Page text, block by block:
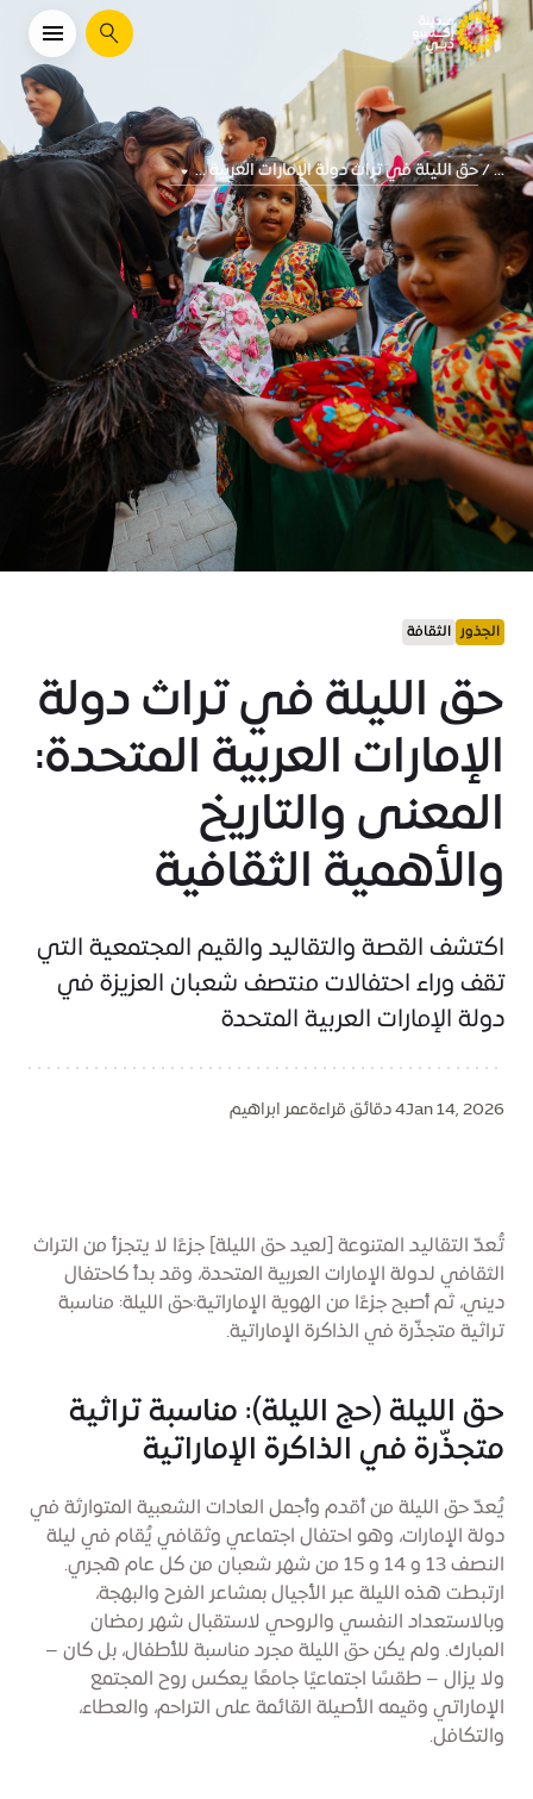
يبحث
... حق الليلة في تراث دولة الإمارات العربية ...
الجذور الثقافة
حق الليلة في تراث دولة
الإمارات العربية المتحدة:
المعنى والتاريخ
والأهمية الثقافية
اكتشف القصة والتقاليد والقيم المجتمعية التي
تقف وراء احتفالات منتصف شعبان العزيزة في
دولة الإمارات العربية المتحدة
Jan 14, 20264 دقائق قراءة عمر ابراهيم
تُعدّ التقاليد المتنوعة [لعيد حق الليلة] جزءًا لا يتجزأ من التراث
الثقافي لدولة الإمارات العربية المتحدة، وقد بدأ كاحتفال
ديني، ثم أصبح جزءًا من الهوية الإماراتية:حق الليلة: مناسبة
تراثية متجذّرة في الذاكرة الإماراتية.
حق الليلة (حج الليلة): مناسبة تراثية
متجذّرة في الذاكرة الإماراتية
يُعدّ حق الليلة من أقدم وأجمل العادات الشعبية المتوارثة في
دولة الإمارات، وهو احتفال اجتماعي وثقافي يُقام في ليلة
النصف 13 و 14 و 15 من شهر شعبان من كل عام هجري.
ارتبطت هذه الليلة عبر الأجيال بمشاعر الفرح والبهجة،
وبالاستعداد النفسي والروحي لاستقبال شهر رمضان
المبارك. ولم يكن حق الليلة مجرد مناسبة للأطفال، بل كان –
ولا يزال – طقسًا اجتماعيًا جامعًا يعكس روح المجتمع
الإماراتي وقيمه الأصيلة القائمة على التراحم، والعطاء،
والتكافل.